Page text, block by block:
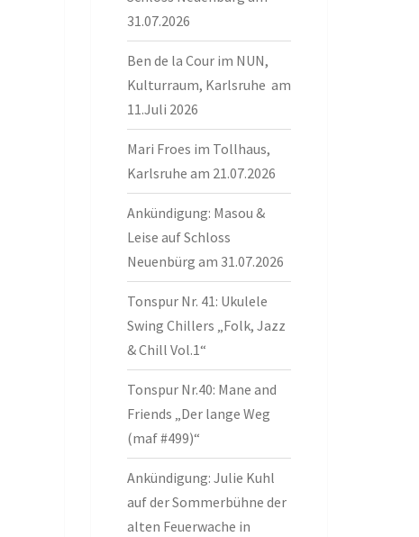
31.07.2026
Ben de la Cour im NUN,
Kulturraum, Karlsruhe am
11.Juli 2026
Mari Froes im Tollhaus,
Karlsruhe am 21.07.2026
Ankündigung: Masou &
Leise auf Schloss
Neuenbürg am 31.07.2026
Tonspur Nr. 41: Ukulele
Swing Chillers „Folk, Jazz
& Chill Vol.1“
Tonspur Nr.40: Mane and
Friends „Der lange Weg
(maf #499)“
Ankündigung: Julie Kuhl
auf der Sommerbühne der
alten Feuerwache in